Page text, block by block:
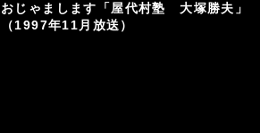
おじゃまします「屋代村塾 大塚勝夫」
（1997年11月放送）